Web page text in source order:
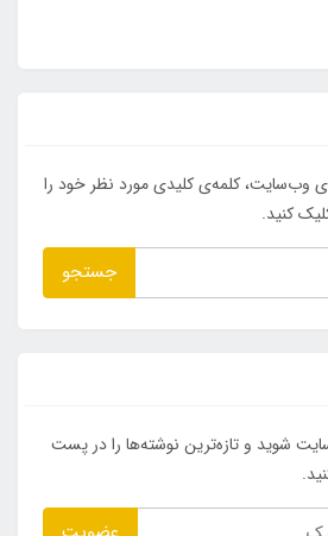
وب‌سایت، کلمه‌ی کلیدی مورد نظر خود را
کنید.
جستجو
شوید و تازه‌ترین نوشته‌ها را در پست